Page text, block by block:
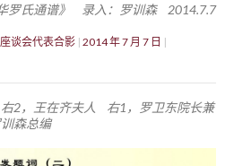
罗氏通谱》 录入：罗训森 2014.7.7
谈会代表合影 2014 年 7 月 7 日
2，王在齐夫人 右1，罗卫东院长兼
森总编